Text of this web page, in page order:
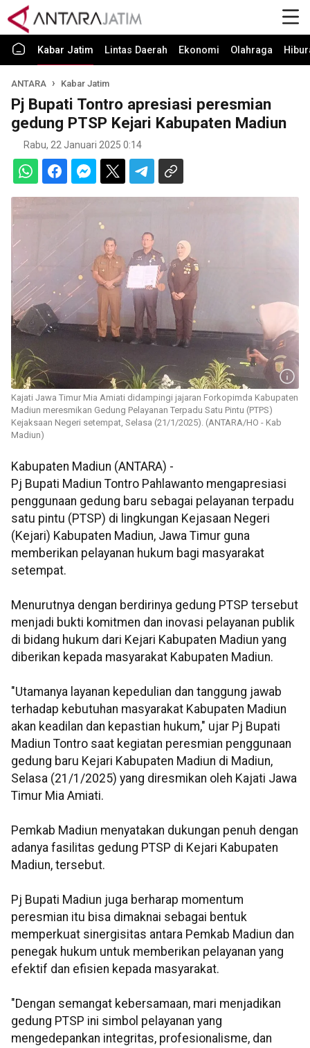
Kabar Jatim Lintas Daerah Ekonomi Olahraga
ANTARA Kabar Jatim
Pj Bupati Tontro apresiasi peresmian
gedung PTSP Kejari Kabupaten Madiun
Rabu, 22 Januari 2025 0:14
Kajati Jawa Timur Mia Amiati didampingi jajaran Forkopimda Kabupaten
Madiun meresmikan Gedung Pelayanan Terpadu Satu Pintu (PTPS)
Kejaksaan Negeri setempat, Selasa (21/1/2025). (ANTARA/HO - Kab
Madiun)
Kabupaten Madiun (ANTARA) -
Pj Bupati Madiun Tontro Pahlawanto mengapresiasi
penggunaan gedung baru sebagai pelayanan terpadu
satu pintu (PTSP) di lingkungan Kejasaan Negeri
(Kejari) Kabupaten Madiun, Jawa Timur guna
memberikan pelayanan hukum bagi masyarakat
setempat.
Menurutnya dengan berdirinya gedung PTSP tersebut
menjadi bukti komitmen dan inovasi pelayanan publik
di bidang hukum dari Kejari Kabupaten Madiun yang
diberikan kepada masyarakat Kabupaten Madiun.
"Utamanya layanan kepedulian dan tanggung jawab
terhadap kebutuhan masyarakat Kabupaten Madiun
akan keadilan dan kepastian hukum," ujar Pj Bupati
Madiun Tontro saat kegiatan peresmian penggunaan
gedung baru Kejari Kabupaten Madiun di Madiun,
Selasa (21/1/2025) yang diresmikan oleh Kajati Jawa
Timur Mia Amiati.
Pemkab Madiun menyatakan dukungan penuh dengan
adanya fasilitas gedung PTSP di Kejari Kabupaten
Madiun, tersebut.
Pj Bupati Madiun juga berharap momentum
peresmian itu bisa dimaknai sebagai bentuk
memperkuat sinergisitas antara Pemkab Madiun dan
penegak hukum untuk memberikan pelayanan yang
efektif dan efisien kepada masyarakat.
"Dengan semangat kebersamaan, mari menjadikan
gedung PTSP ini simbol pelayanan yang
mengedepankan integritas, profesionalisme, dan